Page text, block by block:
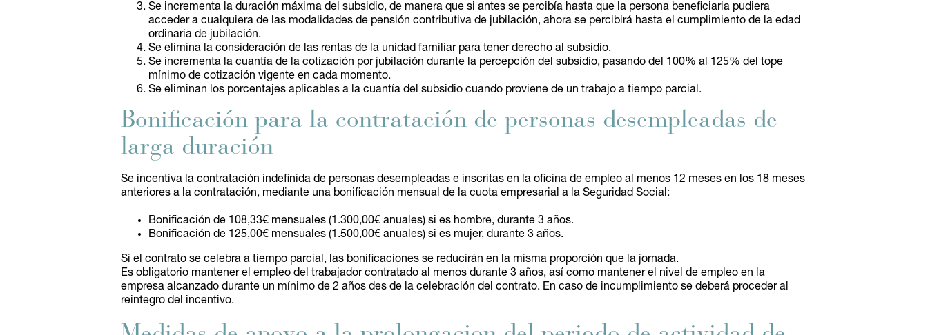
Se incrementa la duración máxima del subsidio, de manera que si antes se percibía hasta que la persona beneficiaria pudiera
acceder a cualquiera de las modalidades de pensión contributiva de jubilación, ahora se percibirá hasta el cumplimiento de la edad
ordinaria de jubilación.
Se elimina la consideración de las rentas de la unidad familiar para tener derecho al subsidio.
Se incrementa la cuantía de la cotización por jubilación durante la percepción del subsidio, pasando del 100% al 125% del tope
mínimo de cotización vigente en cada momento.
Se eliminan los porcentajes aplicables a la cuantía del subsidio cuando proviene de un trabajo a tiempo parcial.
Bonificación para la contratación de personas desempleadas de
larga duración
Se incentiva la contratación indefinida de personas desempleadas e inscritas en la oficina de empleo al menos 12 meses en los 18 meses
anteriores a la contratación, mediante una bonificación mensual de la cuota empresarial a la Seguridad Social:
Bonificación de 108,33€ mensuales (1.300,00€ anuales) si es hombre, durante 3 años.
Bonificación de 125,00€ mensuales (1.500,00€ anuales) si es mujer, durante 3 años.
Si el contrato se celebra a tiempo parcial, las bonificaciones se reducirán en la misma proporción que la jornada.
Es obligatorio mantener el empleo del trabajador contratado al menos durante 3 años, así como mantener el nivel de empleo en la
empresa alcanzado durante un mínimo de 2 años des de la celebración del contrato. En caso de incumplimiento se deberá proceder al
reintegro del incentivo.